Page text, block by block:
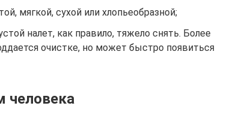
мягкой, сухой или хлопьеобразной;
налет, как правило, тяжело снять. Более
очистке, но может быстро появиться
человека